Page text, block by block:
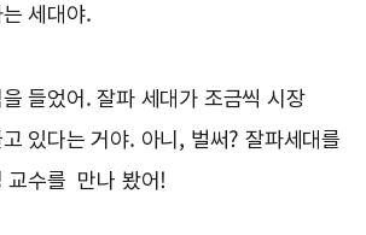
세대야.
들었어. 잘파 세대가 조금씩 시장
있다는 거야. 아니, 벌써? 잘파세대를
교수를 만나 봤어!